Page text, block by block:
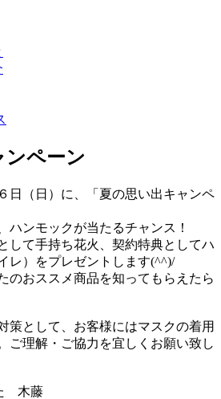
ンペーン
日（日）に、「夏の思い出キャンペ
ハンモックが当たるチャンス！
して手持ち花火、契約特典としてハ
レ）をプレゼントします(^^)/
のおススメ商品を知ってもらえたら
策として、お客様にはマスクの着用
ご理解・ご協力を宜しくお願い致し
木藤